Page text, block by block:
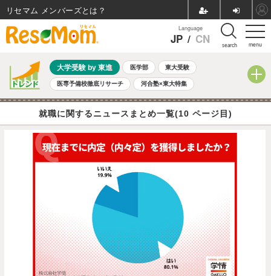
menu
Language
JP / CN search
大学受験 by 東進 医学部 東大受験
医専予備校徹底リサーチ 河合塾×東大特集
親子で考える大学選び 高校受験 中学受験 小学校受験
共通テスト 夏休み 8月開催学校説明会・相談会
自由研究教材（小学生向け） 自由研究教材（中学生向け） ランキング
就職に関するニュースまとめ一覧(10 ページ目)
リセマム メンバーズ